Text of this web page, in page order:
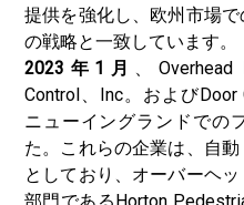
提供を強化し、欧州市場
の戦略と一致しています。
2023年1月 、
Control、Inc。およびDoor
ニューイングランドでの
た。これらの企業は、自
としており、オーバーヘ